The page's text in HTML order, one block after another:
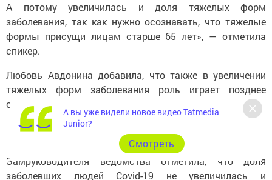
А потому увеличилась и доля тяжелых форм
заболевания, так как нужно осознавать, что тяжелые
формы присущи лицам старше 65 лет», — отметила
спикер.
Любовь Авдонина добавила, что также в увеличении
тяжелых форм заболевания роль играет позднее
обращение к медикам и попытки самолечения.
Замруководителя ведомства отметила, что доля
заболевших людей Covid-19 не увеличилась и
А вы уже видели новое видео Tatmedia
Junior?
Cмотреть